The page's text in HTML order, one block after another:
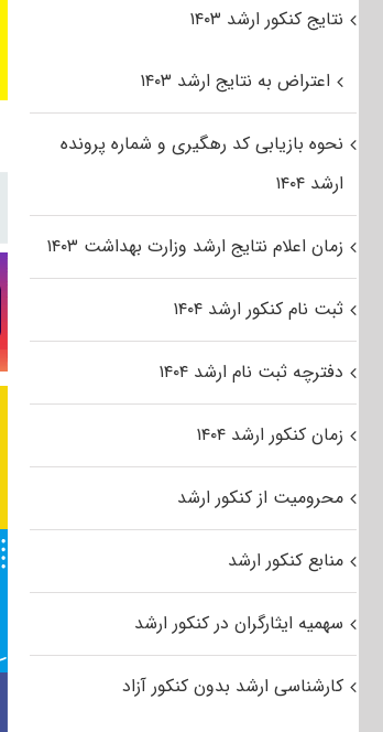
نتایج کنکور ارشد ۱۴۰۳
اعتراض به نتایج ارشد ۱۴۰۳
نحوه بازیابی کد رهگیری و شماره پرونده
ارشد ۱۴۰۴
زمان اعلام نتایج ارشد وزارت بهداشت ۱۴۰۳
ثبت نام کنکور ارشد ۱۴۰۴
دفترچه ثبت نام ارشد ۱۴۰۴
زمان کنکور ارشد ۱۴۰۴
محرومیت از کنکور ارشد
منابع کنکور ارشد
سهمیه ایثارگران در کنکور ارشد
کارشناسی ارشد بدون کنکور آزاد